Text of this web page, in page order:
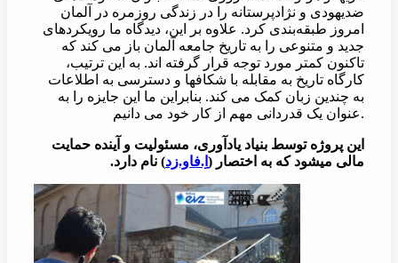
ضدیهودی و نژادپرستانه را در زندگی روزمره در آلمان
امروز طبقه‌بندی کرد. علاوه بر این، دیدگاه ما رویکردهای
جدید و متنوعی را به تاریخ جامعه آلمان باز می کند که
تاکنون کمتر مورد توجه قرار گرفته اند. به این ترتیب،
کارگاه تاریخ به مقابله با شکافها و دسترسی به اطلاعات
به چندین زبان کمک می کند. بنابراین ما این جایزه را به
عنوان یک قدردانی مهم از کار خود می دانیم.
این پروژه توسط بنیاد یادآوری، مسئولیت و آینده حمایت
مالی میشود که به اختصار ( اِ.فاو.زد) نام دارد.